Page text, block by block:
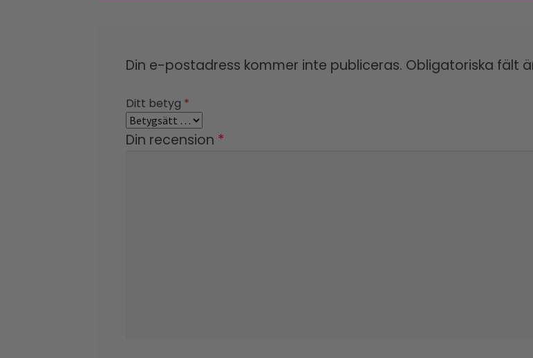
Din e-postadress kommer inte publiceras. Obligatoriska fält
Ditt betyg *
Din recension *